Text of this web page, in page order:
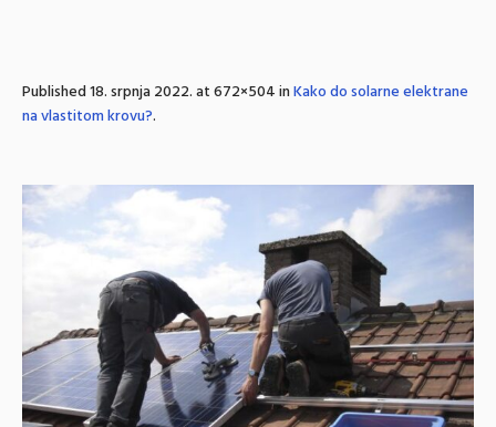
Published18. srpnja 2022.at 672×504 inKako do solarne elektrane
na vlastitom krovu?.